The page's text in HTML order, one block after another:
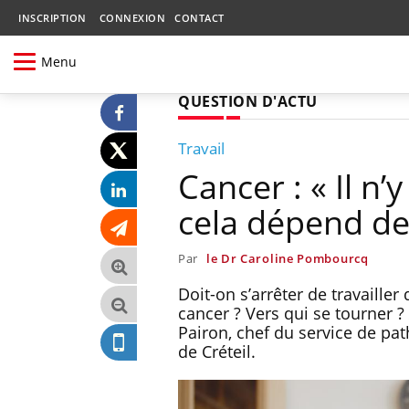
INSCRIPTION CONNEXION CONTACT
Menu
QUESTION D'ACTU
Travail
Cancer : « Il
cela dépend
Par le Dr Caroline Pombourcq
Doit-on s’arrêter de
cancer ? Vers qui se tourner
Pairon, chef du service de
de Créteil.